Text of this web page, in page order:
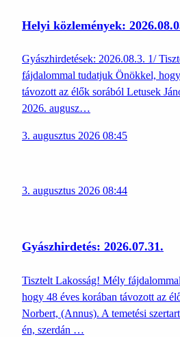
Helyi közlemények:
Gyászhirdetések: 2026.08.3. 1/
fájdalommal tudatjuk Önökkel,
távozott az élők sorából Letusek
2026. augusz…
3. augusztus 2026 08:45
3. augusztus 2026 08:44
Gyászhirdetés: 2026.07.31.
Tisztelt Lakosság! Mély
hogy 48 éves korában távozott az
Norbert, (Annus). A temetési
én, szerdán …